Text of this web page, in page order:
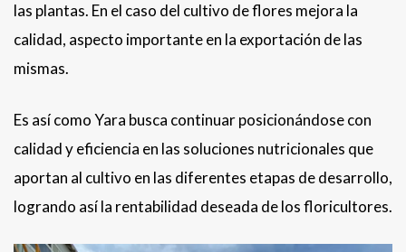
las plantas. En el caso del cultivo de flores mejora la
calidad, aspecto importante en la exportación de las
mismas.
Es así como Yara busca continuar posicionándose con
calidad y eficiencia en las soluciones nutricionales que
aportan al cultivo en las diferentes etapas de desarrollo,
logrando así la rentabilidad deseada de los floricultores.